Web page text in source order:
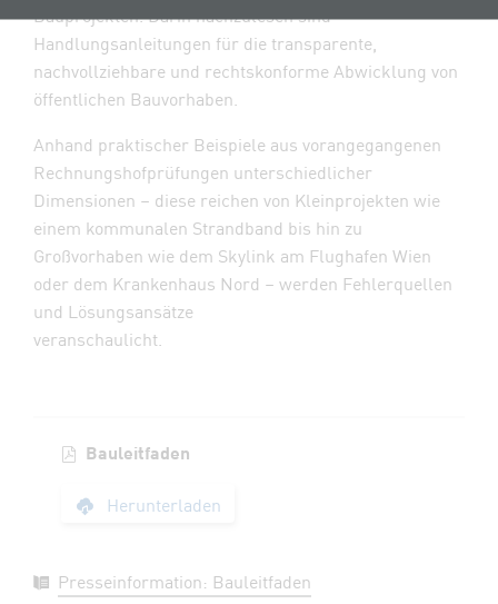
Bauprojekten. Darin nachzulesen sind
Handlungsanleitungen für die transparente,
nachvollziehbare und rechtskonforme Abwicklung von
öffentlichen Bauvorhaben.
Anhand praktischer Beispiele aus vorangegangenen
Rechnungshofprüfungen unterschiedlicher
Dimensionen – diese reichen von Kleinprojekten wie
einem kommunalen Strandband bis hin zu
Großvorhaben wie dem Skylink am Flughafen Wien
oder dem Krankenhaus Nord – werden Fehlerquellen
und Lösungsansätze
veranschaulicht.
Bauleitfaden
Bauleitfaden
Herunterladen
Presseinformation: Bauleitfaden